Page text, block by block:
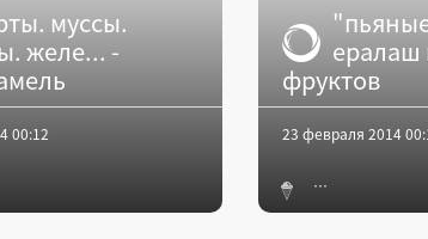
муссы.
желе... -
00:12
ералаш
фруктов
23 февраля 2014